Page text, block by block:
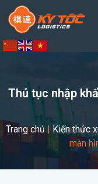
Thủ tục nhập
Trang chủ| Kiến thức
màn